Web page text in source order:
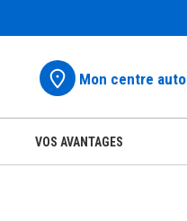
Mon centre auto
VOS AVANTAGES